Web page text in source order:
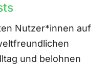
Nutzer*innen auf
und belohnen